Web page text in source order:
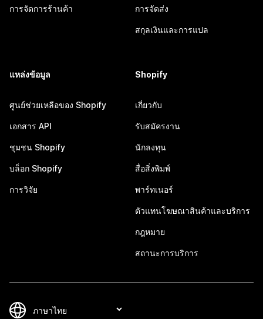
การจัดการร้านค้า การจัดส่ง
สกุลเงินและการแปล
แหล่งข้อมูล
ศูนย์ช่วยเหลือของ Shopify
เอกสาร API
ชุมชน Shopify
บล็อก Shopify
การวิจัย
Shopify
เกี่ยวกับ
รับสมัครงาน
นักลงทุน
สื่อสิ่งพิมพ์
พาร์ทเนอร์
ตัวแทนโฆษณาสินค้าและบริการ
กฎหมาย
สถานะการบริการ